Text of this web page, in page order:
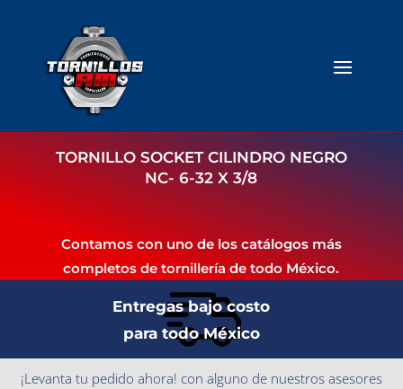
TORNILLO SOCKET CILINDRO NEGRO
NC- 6-32 X 3/8
Contamos con uno de los catálogos más
completos de tornillería de todo México.
Entregas bajo costo
para todo México
¡Levanta tu pedido ahora! con alguno de nuestros asesores